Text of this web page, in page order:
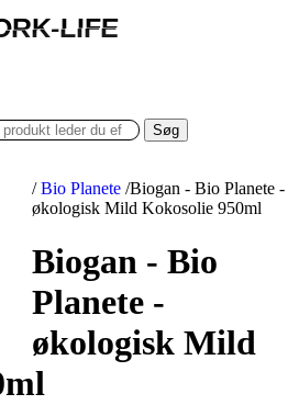
LIFE
LIFE
Søg
/ Bio Planete /Biogan - Bio Planete -
økologisk Mild Kokosolie 950ml
Biogan - Bio
Planete -
økologisk Mild